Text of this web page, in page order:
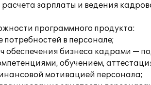
зарплаты и ведения
программного продукта:
потребностей в персонале;
обеспечения бизнеса кадрами —
обучением,
мотивацией персонала;